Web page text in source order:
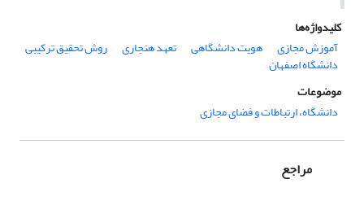
کلیدواژه‌ها
آموزش مجازی
هویت دانشگاهی تعهد هنجاری روش تحقیق ترکیبی
دانشگاه اصفهان
موضوعات
دانشگاه، ارتباطات و فضای مجازی
مراجع